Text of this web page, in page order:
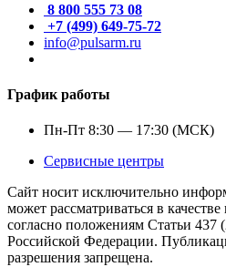
8 800 555 73 08
+7 (499) 649-75-72
info@pulsarm.ru
График работы
Пн-Пт 8:30 — 17:30 (МСК)
Сервисные центры
Сайт носит исключительно
может рассматриваться в
согласно положениям Статьи 437
Российской Федерации.
разрешения запрещена.